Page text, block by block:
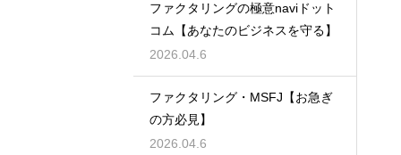
ファクタリングの極意naviドット
コム【あなたのビジネスを守る】
2026.04.6
ファクタリング・MSFJ【お急ぎ
の方必見】
2026.04.6